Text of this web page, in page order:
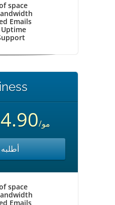
space
Emails
Uptime
/مو
space
Emails